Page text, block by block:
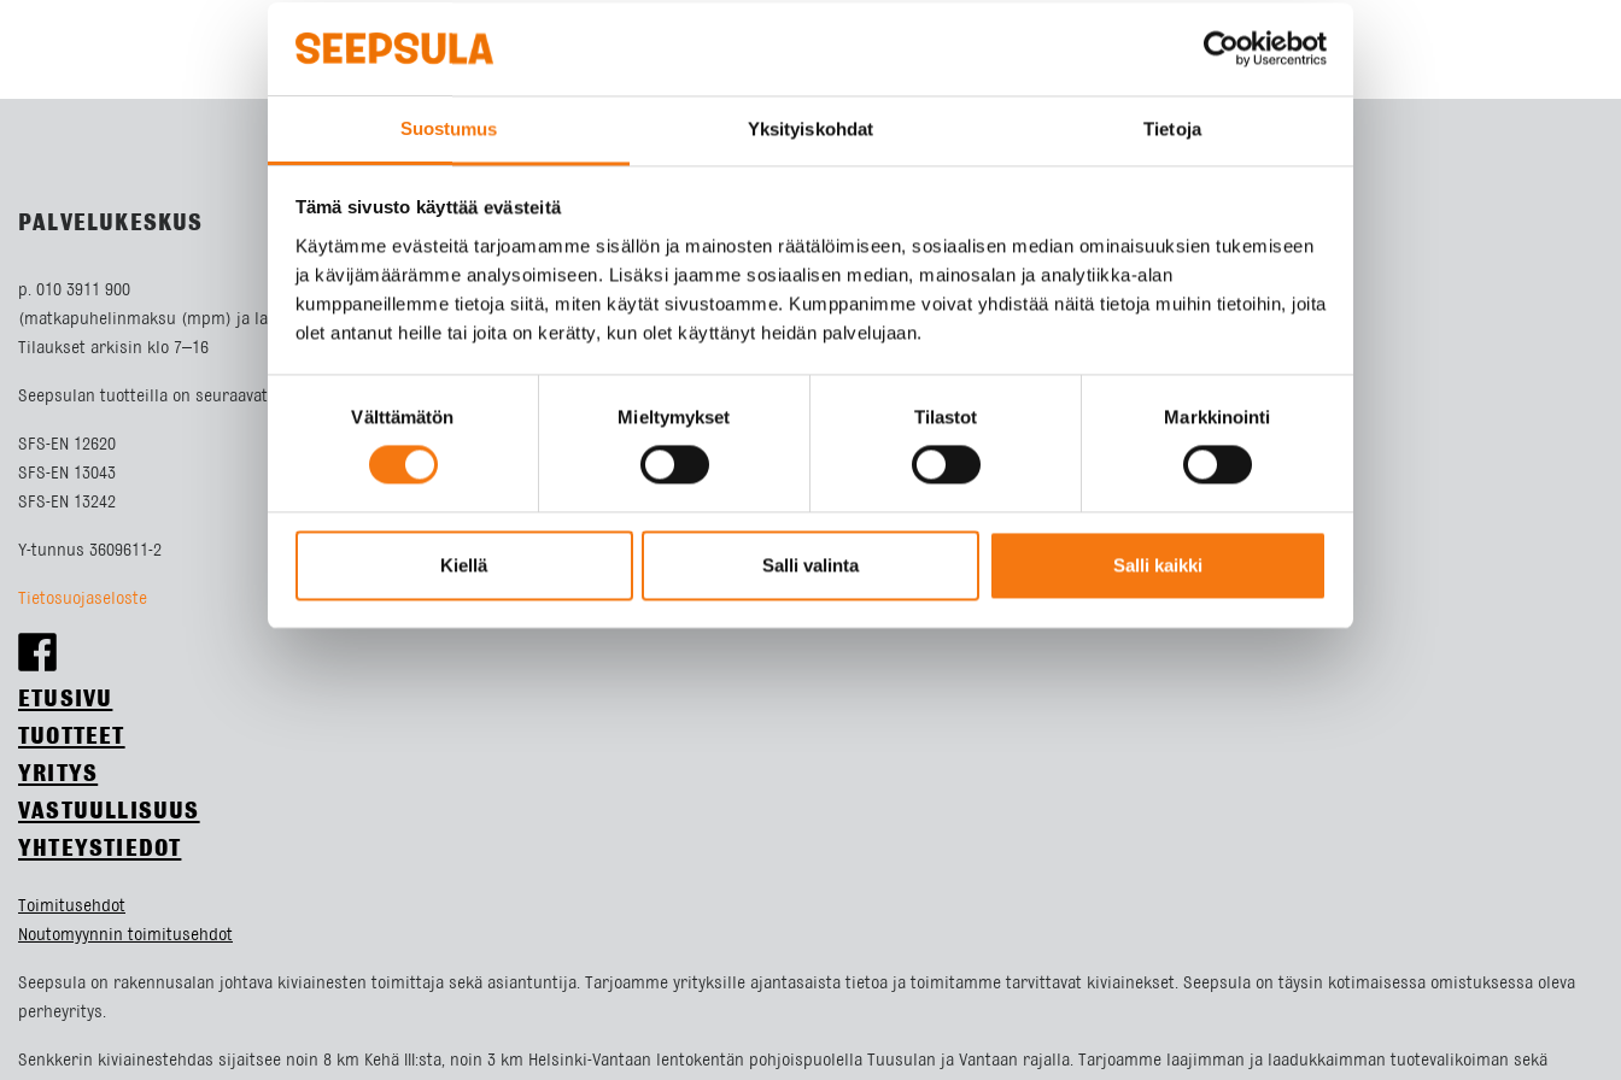
Suostumus Yksityiskohdat Tietoja
Tämä sivusto käyttää evästeitä
Käytämme evästeitä tarjoamamme sisällön ja mainosten räätälöimiseen, sosiaalisen median ominaisuuksien tukemiseen
ja kävijämäärämme analysoimiseen. Lisäksi jaamme sosiaalisen median, mainosalan ja analytiikka-alan
kumppaneillemme tietoja siitä, miten käytät sivustoamme. Kumppanimme voivat yhdistää näitä tietoja muihin tietoihin, joita
olet antanut heille tai joita on kerätty, kun olet käyttänyt heidän palvelujaan.
Välttämätön Mieltymykset Tilastot Markkinointi
Kiellä Salli valinta Salli kaikki
PALVELUKESKUS
p. 010 3911 900
(matkapuhelinmaksu (mpm) ja lankapuhelimella paikallisverkkomaksu (pvm))
Tilaukset arkisin klo 7–16
Seepsulan tuotteilla on seuraavat laatusertifikaatit:
SFS-EN 12620
SFS-EN 13043
SFS-EN 13242
Y-tunnus 3609611-2
Tietosuojaseloste
ETUSIVU
TUOTTEET
YRITYS
VASTUULLISUUS
YHTEYSTIEDOT
Toimitusehdot
Noutomyynnin toimitusehdot
Seepsula on rakennusalan johtava kiviainesten toimittaja sekä asiantuntija. Tarjoamme yrityksille ajantasaista tietoa ja toimitamme tarvittavat kiviainekset. Seepsula on täysin kotimaisessa omistuksessa oleva
perheyritys.
Senkkerin kiviainestehdas sijaitsee noin 8 km Kehä III:sta, noin 3 km Helsinki-Vantaan lentokentän pohjoispuolella Tuusulan ja Vantaan rajalla. Tarjoamme laajimman ja laadukkaimman tuotevalikoiman sekä